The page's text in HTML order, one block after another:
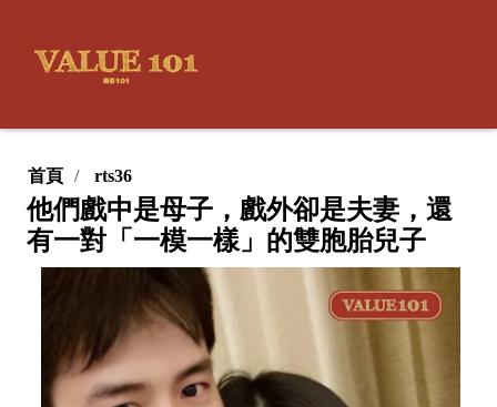
首頁 rts36
他們戲中是母子，戲外卻是夫妻，還
有一對「一模一樣」的雙胞胎兒子